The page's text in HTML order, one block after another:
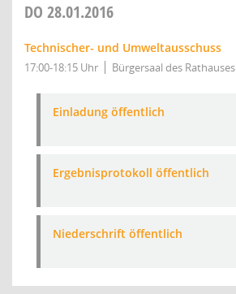
DO 28.01.2016
Technischer- und Umweltausschuss
17:00-18:15 Uhr Bürgersaal des Rathauses
Einladung öffentlich
Ergebnisprotokoll öffentlich
Niederschrift öffentlich